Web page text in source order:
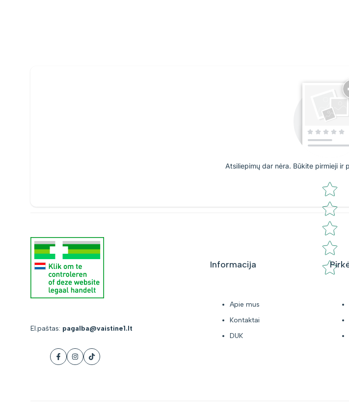
Atsiliepimų dar nėra. Būkite pirmieji ir
Star rating
El.paštas: pagalba@vaistine1.lt
Facebook
Instagram
Tiktok
Informacija
Apie mus
Kontaktai
DUK